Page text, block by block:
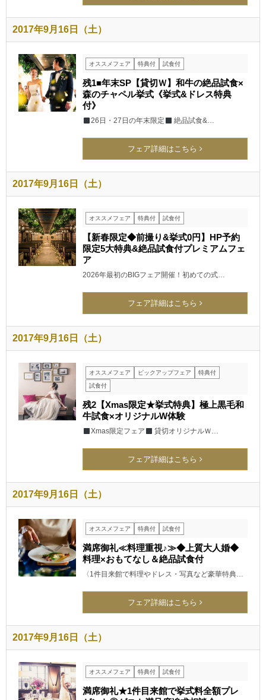
2017年9月16日（土）
オススメフェア 特典付 試食付
残1■年末SP【貸切Ｗ】和牛の絶品試食×
森のチャペル挙式《挙式&ドレス特典
付》
26日・27日の年末限定 絶品試食&…
フェア詳細はこちら
2017年9月16日（土）
オススメフェア 特典付 試食付
【新春限定◆前撮り&挙式0円】HP予約
限定5大特典&絶品試食付プレミアムフェ
ア
2026年最初のBIGフェア開催！初めての式…
フェア詳細はこちら
2017年9月16日（土）
オススメフェア ピックアップフェア
特典付
試食付
残2【Xmas限定★挙式特典】極上黒毛和
牛試食×オリジナルW体験
Xmas限定フェア 貸切オリジナルＷ…
フェア詳細はこちら
2017年9月16日（土）
オススメフェア 特典付 試食付
満席御礼≪料理重視♪≫◆上質大人婚◆
料理×おもてなし＆絶品試食付
〈1件目来館で料理やドレス・写真など豪華特典…
フェア詳細はこちら
2017年9月16日（土）
オススメフェア 特典付 試食付
満席御礼★1件目来館で挙式料全額プレ